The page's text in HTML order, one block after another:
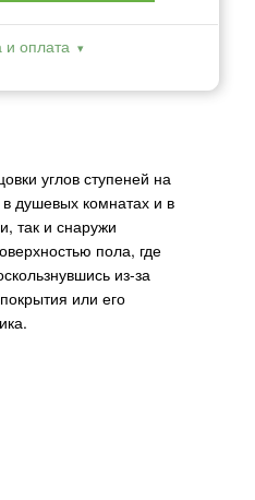
и оплата
углов ступеней на
душевых комнатах и в
так и снаружи
пола, где
из-за
или его